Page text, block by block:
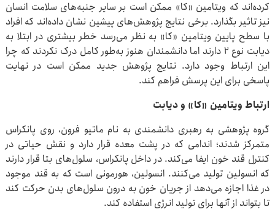
کرده‌اند که ویتامین «کا» ممکن است بر سایر جنبه‌های سلامت انسان
نیز تاثیر بگذارد. برخی نتایج پژوهش‌های پیشین نشان داده‌اند که افراد
با سطح پایین ویتامین «کا» به نظر می‌رسد خطر بیشتری در ابتلا به
دیابت نوع ۲ دارند اما دانشمندان هنوز به‌طور کامل درک نکردند که چرا
این ارتباط وجود دارد. نتایج پژوهش جدید ممکن است در نهایت
پاسخی برای این پرسش فراهم کند.
ارتباط ویتامین «کا» و دیابت
گروه پژوهشی به رهبری دانشمندی به نام ماتیو فرون، روی پانکراس
متمرکز شدند؛ اندامی که در پشت معده قرار دارد و نقش حیاتی در
کنترل قند خون ایفا می‌کند. در داخل پانکراس، سلول‌های بتا قرار دارند
که انسولین تولید می‌کنند. انسولین، هورمونی است که به قند موجود
در غذا اجازه می‌دهد از جریان خون به درون سلول‌های بدن حرکت کند
تا بتواند از آنها برای تولید انرژی استفاده کند.